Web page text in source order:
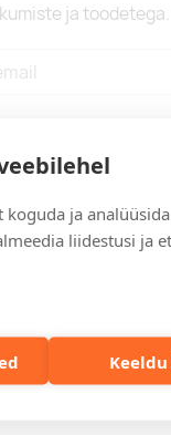
koguda ja
liidestusi ja
ja